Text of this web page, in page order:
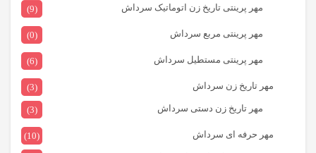
مهر پرینتی تاریخ زن اتوماتیک سرداش
(9)
مهر پرینتی مربع سرداش (0)
مهر پرینتی مستطیل سرداش (6)
مهر تاریخ زن سرداش
(3)
مهر تاریخ زن دستی سرداش
(3)
مهر حرفه ای سرداش
(10)